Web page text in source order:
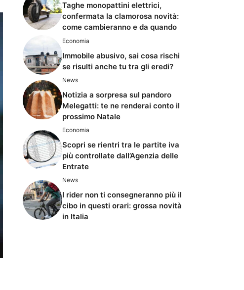
Taghe monopattini elettrici,
confermata la clamorosa novità:
come cambieranno e da quando
Economia
Immobile abusivo, sai cosa rischi
se risulti anche tu tra gli eredi?
News
Notizia a sorpresa sul pandoro
Melegatti: te ne renderai conto il
prossimo Natale
Economia
Scopri se rientri tra le partite iva
più controllate dall’Agenzia delle
Entrate
News
I rider non ti consegneranno più il
cibo in questi orari: grossa novità
in Italia